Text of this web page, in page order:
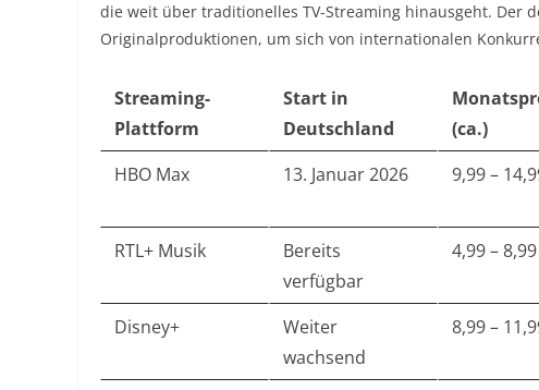
die weit über traditionelles TV-Streaming hinausgeht. Der
Originalproduktionen, um sich von internationalen
Streaming-
Plattform
Start in
Deutschland
(ca.)
HBO Max 13. Januar 2026 9,99 –
RTL+ Musik
Bereits
verfügbar
4,99 –
Disney+
Weiter
wachsend
8,99 –